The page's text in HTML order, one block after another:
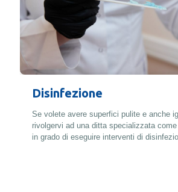
Disinfezione
Se volete avere superfici pulite e anche
rivolgervi ad una ditta specializzata
in grado di eseguire interventi di